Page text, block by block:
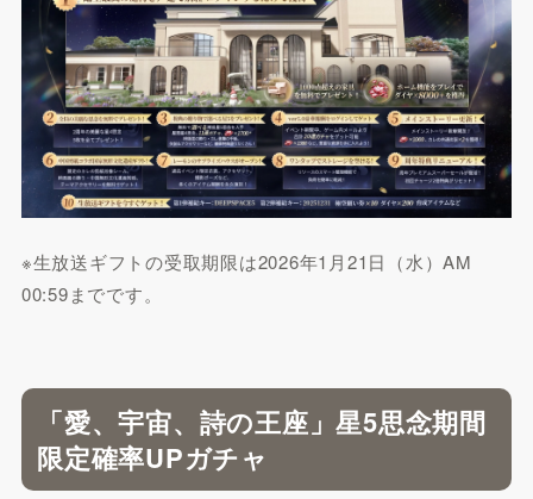
※生放送ギフトの受取期限は2026年1月21日（水）AM
00:59までです。
「愛、宇宙、詩の王座」星5思念期間
限定確率UPガチャ